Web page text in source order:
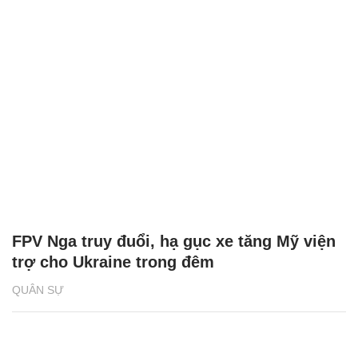
QUÂN SỰ
FPV Nga truy đuổi, hạ gục xe tăng Mỹ viện
trợ cho Ukraine trong đêm